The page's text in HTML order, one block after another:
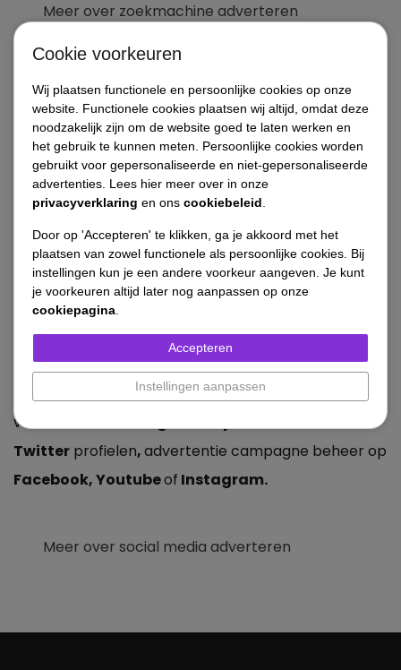
Meer over zoekmachine adverteren
Sociale media
adverteren
Het gebruik van sociale media is vandaag de dag zo
hoog dat ook daar uw potentiele klanten zich
bevinden. Welke sociale media zet ik in, wat wil ik
bereiken hiermee, hoe gaan we dit bijhouden. Al deze
vraagstukken kunnen wij volledig in ontlasten ofwel
samen met u uitvoeren. Opzetten en beheren
van
Twitter profielen,advertentie campagne beheer op
Facebook, Youtubeof Instagram.
Meer over social media adverteren
Cookie voorkeuren
Wij plaatsen functionele en persoonlijke cookies op onze
website. Functionele cookies plaatsen wij altijd, omdat deze
noodzakelijk zijn om de website goed te laten werken en
het gebruik te kunnen meten. Persoonlijke cookies worden
gebruikt voor gepersonaliseerde en niet-gepersonaliseerde
advertenties. Lees hier meer over in onze
privacyverklaring en ons cookiebeleid
Door op 'Accepteren' te klikken, ga je akkoord met het
plaatsen van zowel functionele als persoonlijke cookies. Bij
instellingen kun je een andere voorkeur aangeven. Je kunt
je voorkeuren altijd later nog aanpassen op onze
cookiepagina
Accepteren
Instellingen aanpassen